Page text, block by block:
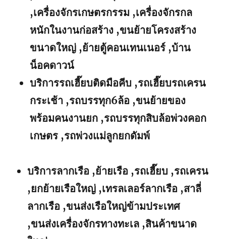
,เครื่องจักรเกษตรกรรม ,เครื่องจักรกล
หนักในงานก่อสร้าง ,ขนย้ายโครงสร้าง
ขนาดใหญ่ ,ย้ายตู้คอนเทนเนอร์ ,บ้าน
น็อคดาวน์
บริการรถเฮี๊ยบติดมือคีบ ,รถเฮี๊ยบรถเครน
กระเช้า ,รถบรรทุก6ล้อ ,ขนย้ายของ
พร้อมคนงานยก ,รถบรรทุกสิบล้อพ่วงคอก
เกษตร ,รถพ่วงแม่ลูกยกดัมพ์
บริการลากเรือ ,ย้ายเรือ ,รถเฮี๊ยบ ,รถเครน
,ยกย้ายเรือใหญ่ ,เทรลเลอร์ลากเรือ ,สาลี่
ลากเรือ ,ขนส่งเรือใหญ่ข้ามประเทศ
,ขนส่งเครื่องจักรทางทะเล ,สินค้าขนาด